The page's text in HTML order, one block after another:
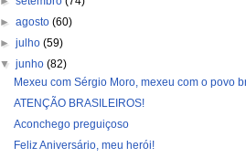
►agosto(60)
►julho(59)
▼junho(82)
Mexeu com Sérgio Moro, mexeu com o povo
ATENÇÃO BRASILEIROS!
Aconchego preguiçoso
Feliz Aniversário, meu herói!